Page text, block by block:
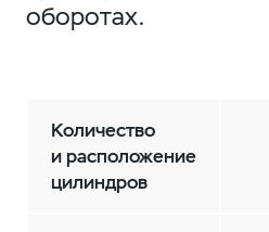
оборотах.
Количество
и расположение
цилиндров